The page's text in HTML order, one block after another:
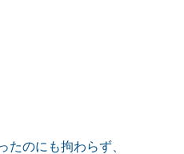
たのにも拘わらず、